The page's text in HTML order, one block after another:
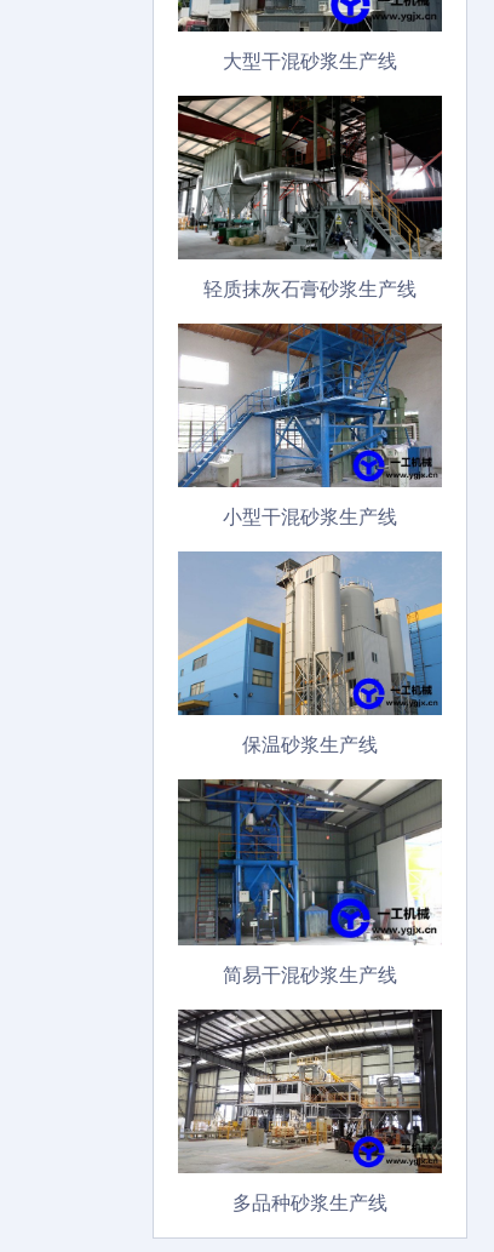
大型干混砂浆生产线
轻质抹灰石膏砂浆生产线
小型干混砂浆生产线
保温砂浆生产线
简易干混砂浆生产线
多品种砂浆生产线